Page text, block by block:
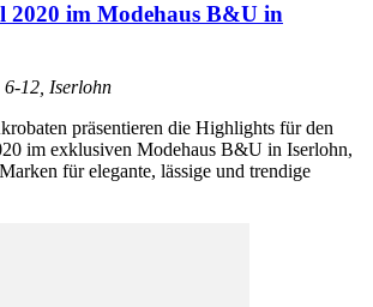
2020 im Modehaus B&U in
6-12, Iserlohn
präsentieren die Highlights für den
im exklusiven Modehaus B&U in Iserlohn,
für elegante, lässige und trendige